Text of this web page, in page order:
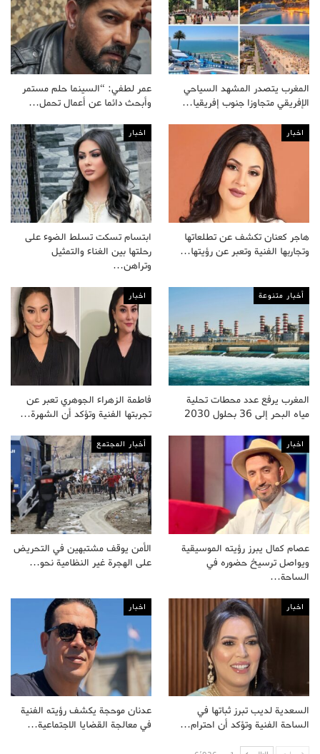
المغرب يتصدر المشهد السياحي
الإفريقي متجاوزا جنوب إفريقيا…
عمر لطفي: “السينما حلم مستمر
وأبحث دائما عن أعمال تحمل…
اخبار
هاجر كعنان تكشف عن تطلعاتها
وتجاربها الفنية وتعبر عن رؤيتها…
اخبار
ابتسام تسكت تسلط الضوء على
رحلتها بين الغناء والتمثيل
وتراهن…
أخبار متنوعة
المغرب يرفع عدد محطات تحلية
مياه البحر إلى 36 بحلول 2030
اخبار
فاطمة الزهراء الجوهري تعبر عن
تجربتها الفنية وتؤكد أن الشهرة…
اخبار
عصام كمال يبرز رؤيته الموسيقية
ويواصل ترسيخ حضوره في
الساحة…
أخبار المجتمع
الأمن يوقف مشتبهين في التحريض
على الهجرة غير النظامية نحو…
اخبار
السعدية لديب تبرز ثباتها في
الساحة الفنية وتؤكد أن احترام…
اخبار
عدنان موحجة يكشف رؤيته الفنية
في معالجة القضايا الاجتماعية…